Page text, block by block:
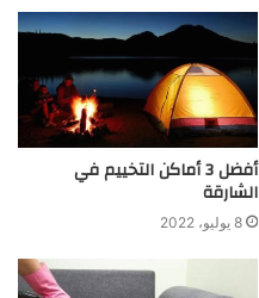
أفضل 3 أماكن التخييم في
الشارقة
8 يوليو، 2022